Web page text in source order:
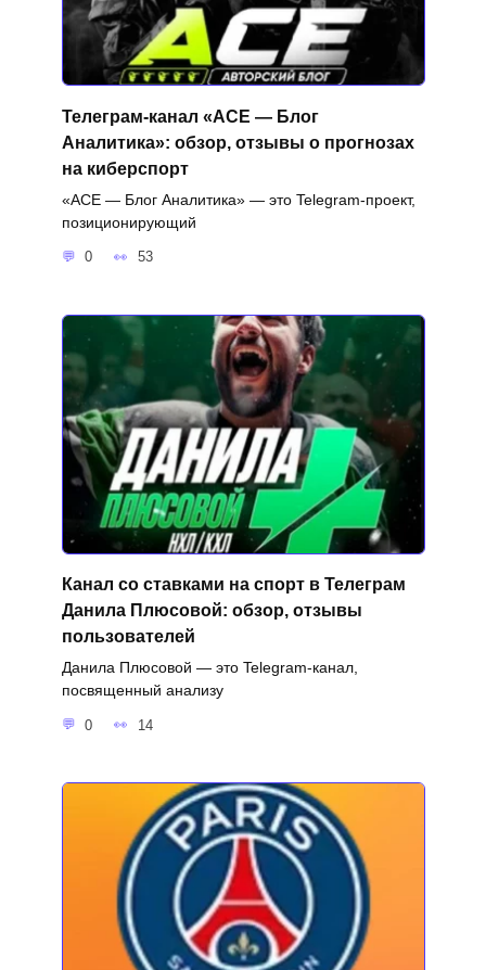
Телеграм-канал «ACE — Блог
Аналитика»: обзор, отзывы о прогнозах
на киберспорт
«ACE — Блог Аналитика» — это Telegram-проект,
позиционирующий
0 53
Канал со ставками на спорт в Телеграм
Данила Плюсовой: обзор, отзывы
пользователей
Данила Плюсовой — это Telegram-канал,
посвященный анализу
0 14